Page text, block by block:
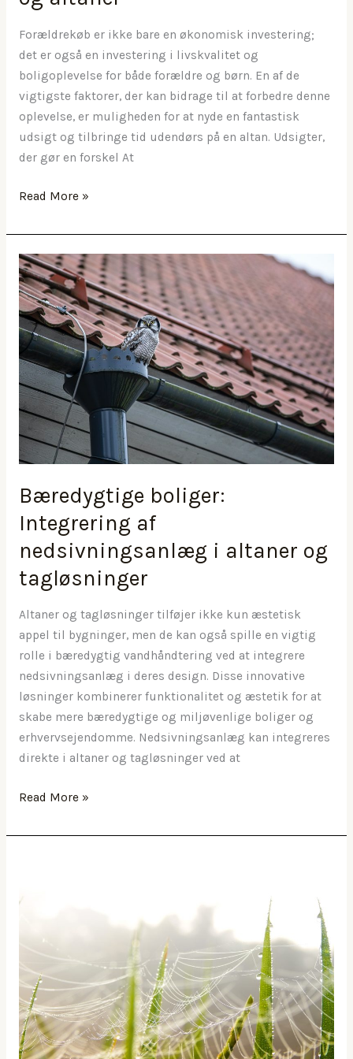
Forældrekøb er ikke bare en økonomisk investering;
det er også en investering i livskvalitet og
boligoplevelse for både forældre og børn. En af de
vigtigste faktorer, der kan bidrage til at forbedre denne
oplevelse, er muligheden for at nyde en fantastisk
udsigt og tilbringe tid udendørs på en altan. Udsigter,
der gør en forskel At
Skab
boligoplevelser
med
udsigter
og
altaner
Read More »
Bæredygtige boliger:
Integrering af
nedsivningsanlæg i altaner og
tagløsninger
Altaner og tagløsninger tilføjer ikke kun æstetisk
appel til bygninger, men de kan også spille en vigtig
rolle i bæredygtig vandhåndtering ved at integrere
nedsivningsanlæg i deres design. Disse innovative
løsninger kombinerer funktionalitet og æstetik for at
skabe mere bæredygtige og miljøvenlige boliger og
erhvervsejendomme. Nedsivningsanlæg kan integreres
direkte i altaner og tagløsninger ved at
Bæredygtige
Integrering
i
Read More »